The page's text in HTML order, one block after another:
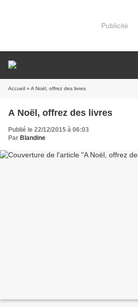
Publicité
Accueil » A Noël, offrez des livres
A Noël, offrez des livres
Publié le 22/12/2015 à 06:03
Par Blandine